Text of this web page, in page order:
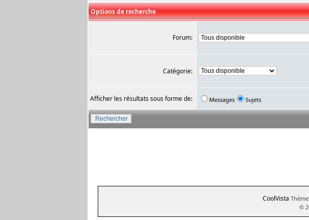
Options de recherche
Forum:
Catégorie:
Afficher les résultats sous forme de: Messages Sujets
CoolVista
©